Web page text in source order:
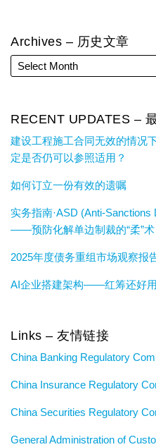
Archives – 历史文章
RECENT UPDATES –
建设工程施工合同无效的情况
定是否仍可以参照适用？
如何订立一份有效的遗嘱
实务指南·ASD (Anti-
——预防化解单边制裁的“柔”术
2025年度债务重组市场观察报
AI企业搭建架构——红筹还好用
Links – 友情链接
China Banking Regulatory
China Insurance Regulatory
China Securities Regulatory
General Administration of